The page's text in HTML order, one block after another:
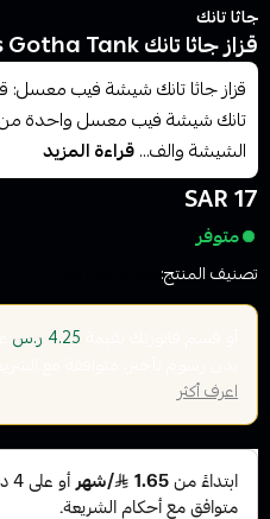
جاثا تانك
قزاز جاثا تانك Glass Gotha Tank
قزاز جاثا تانك شيشة فيب معسل:
تانك شيشة فيب معسل واحدة من
الشيشة والف...قراءة المزيد
17 SAR
متوفر
تصنيف المنتج:
4.25 ر.س
اعرف أكثر